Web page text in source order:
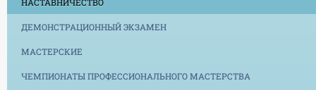
НАСТАВНИЧЕСТВО
ДЕМОНСТРАЦИОННЫЙ ЭКЗАМЕН
МАСТЕРСКИЕ
ЧЕМПИОНАТЫ ПРОФЕССИОНАЛЬНОГО МАСТЕРСТВА